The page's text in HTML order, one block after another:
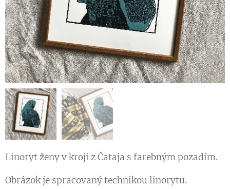
Linoryt ženy v kroji z Čataja s farebným pozadím.
Obrázok je spracovaný technikou linorytu.